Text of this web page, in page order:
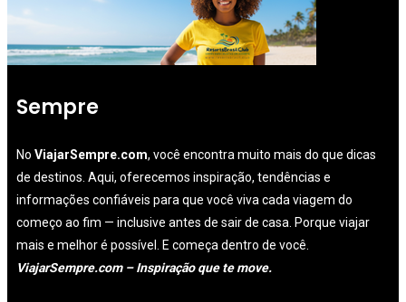
Sempre
No ViajarSempre.com, você encontra muito mais do que dicas
de destinos. Aqui, oferecemos inspiração, tendências e
informações confiáveis para que você viva cada viagem do
começo ao fim — inclusive antes de sair de casa. Porque viajar
mais e melhor é possível. E começa dentro de você.
ViajarSempre.com – Inspiração que te move.